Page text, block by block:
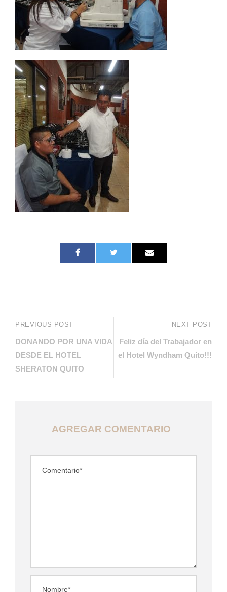
PREVIOUS POST
DONANDO POR UNA VIDA
DESDE EL HOTEL
SHERATON QUITO
NEXT POST
Feliz día del Trabajador en
el Hotel Wyndham Quito!!!
AGREGAR COMENTARIO